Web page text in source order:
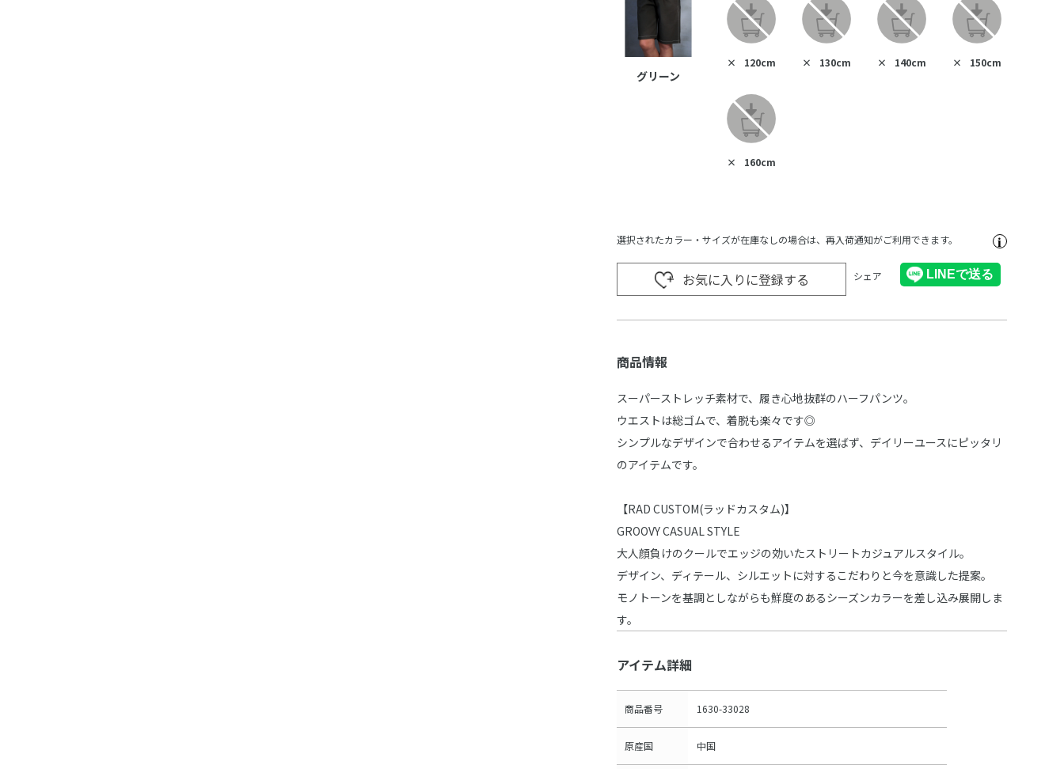
グリーン
× 120cm × 130cm × 140cm × 150cm
× 160cm
選択されたカラー・サイズが在庫なしの場合は、再入荷通知がご利用できます。
お気に入りに登録する シェア
商品情報
スーパーストレッチ素材で、履き心地抜群のハーフパンツ。
ウエストは総ゴムで、着脱も楽々です◎
シンプルなデザインで合わせるアイテムを選ばず、デイリーユースにピッタリ
のアイテムです。
【RAD CUSTOM(ラッドカスタム)】
GROOVY CASUAL STYLE
大人顔負けのクールでエッジの効いたストリートカジュアルスタイル。
デザイン、ディテール、シルエットに対するこだわりと今を意識した提案。
モノトーンを基調としながらも鮮度のあるシーズンカラーを差し込み展開しま
す。
アイテム詳細
商品番号 1630-33028
原産国 中国